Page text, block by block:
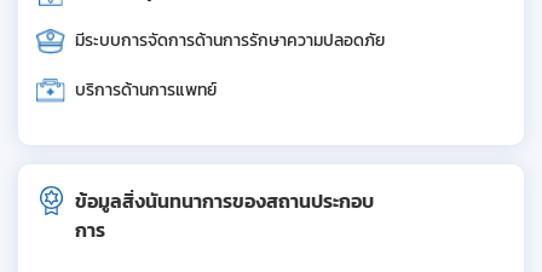
มีระบบการจัดการด้านการรักษาความปลอดภัย
บริการด้านการแพทย์
ข้อมูลสิ่งนันทนาการของสถานประกอบ
การ